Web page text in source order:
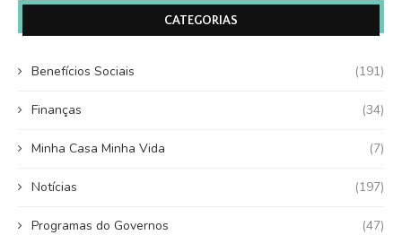
CATEGORIAS
Benefícios Sociais (191)
Finanças (34)
Minha Casa Minha Vida (7)
Notícias (197)
Programas do Governos (47)